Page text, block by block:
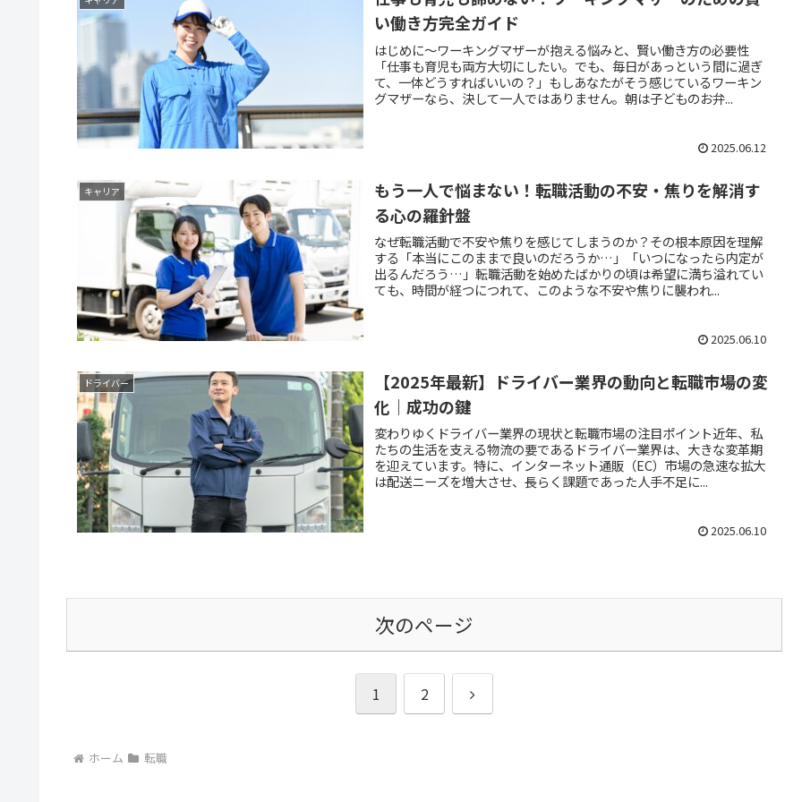
い働き方完全ガイド
はじめに～ワーキングマザーが抱える悩みと、賢い働き方の必要性
「仕事も育児も両方大切にしたい。でも、毎日があっという間に過ぎ
て、一体どうすればいいの？」もしあなたがそう感じているワーキン
グマザーなら、決して一人ではありません。朝は子どものお弁...
2025.06.12
キャリア
もう一人で悩まない！転職活動の不安・焦りを解消す
る心の羅針盤
なぜ転職活動で不安や焦りを感じてしまうのか？その根本原因を理解
する「本当にこのままで良いのだろうか…」「いつになったら内定が
出るんだろう…」転職活動を始めたばかりの頃は希望に満ち溢れてい
ても、時間が経つにつれて、このような不安や焦りに襲われ...
2025.06.10
ドライバー
【2025年最新】ドライバー業界の動向と転職市場の変
化｜成功の鍵
変わりゆくドライバー業界の現状と転職市場の注目ポイント近年、私
たちの生活を支える物流の要であるドライバー業界は、大きな変革期
を迎えています。特に、インターネット通販（EC）市場の急速な拡大
は配送ニーズを増大させ、長らく課題であった人手不足に...
2025.06.10
次のページ
1 2
次
ホーム 転職